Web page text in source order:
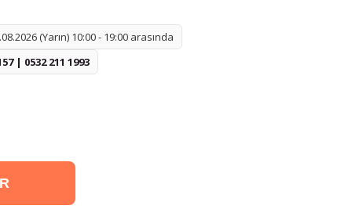
(Yarın) 10:00 - 19:00 arasında
| 0532 211 1993